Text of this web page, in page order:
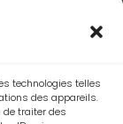
technologies telles
des appareils.
traiter des